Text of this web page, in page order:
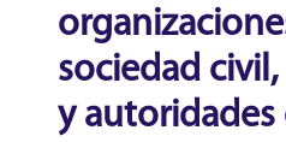
sociedad
y autoridades